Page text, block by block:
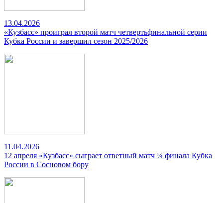
13.04.2026
«Кузбасс» проиграл второй матч четвертьфинальной серии
Кубка России и завершил сезон 2025/2026
11.04.2026
12 апреля «Кузбасс» сыграет ответный матч ¼ финала Кубка
России в Сосновом бору